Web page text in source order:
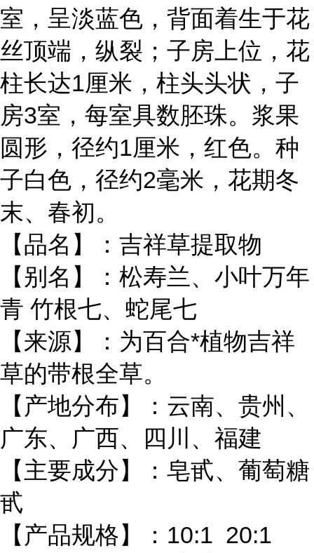
室，呈淡蓝色，背面着生于花
丝顶端，纵裂；子房上位，花
柱长达1厘米，柱头头状，子
房3室，每室具数胚珠。浆果
圆形，径约1厘米，红色。种
子白色，径约2毫米，花期冬
末、春初。
【品名】：吉祥草提取物
【别名】：松寿兰、小叶万年
青 竹根七、蛇尾七
【来源】：为百合*植物吉祥
草的带根全草。
【产地分布】：云南、贵州、
广东、广西、四川、福建
【主要成分】：皂甙、葡萄糖
甙
【产品规格】：10:1 20:1